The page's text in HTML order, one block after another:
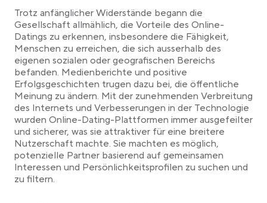
Trotz anfänglicher Widerstände begann die
Gesellschaft allmählich, die Vorteile des Online-
Datings zu erkennen, insbesondere die Fähigkeit,
Menschen zu erreichen, die sich ausserhalb des
eigenen sozialen oder geografischen Bereichs
befanden. Medienberichte und positive
Erfolgsgeschichten trugen dazu bei, die öffentliche
Meinung zu ändern. Mit der zunehmenden Verbreitung
des Internets und Verbesserungen in der Technologie
wurden Online-Dating-Plattformen immer ausgefeilter
und sicherer, was sie attraktiver für eine breitere
Nutzerschaft machte. Sie machten es möglich,
potenzielle Partner basierend auf gemeinsamen
Interessen und Persönlichkeitsprofilen zu suchen und
zu filtern.